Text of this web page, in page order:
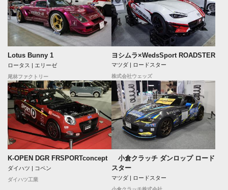
Lotus Bunny 1
ロータス | エリーゼ
尾林ファクトリー
ヨシムラ×WedsSport ROADSTER
マツダ | ロードスター
株式会社ウェッズ
K-OPEN DGR FRSPORTconcept
ダイハツ | コペン
ダイハツ工業
小倉クラッチ ダンロップ ロード
スター
マツダ | ロードスター